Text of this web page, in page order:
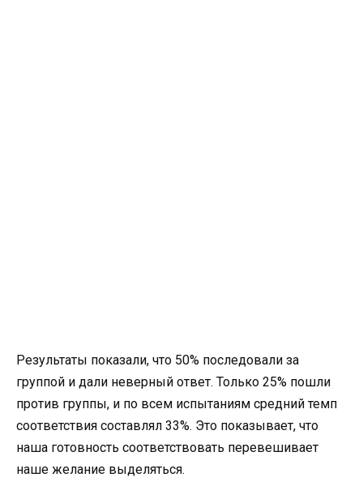
Результаты показали, что 50% последовали за
группой и дали неверный ответ. Только 25% пошли
против группы, и по всем испытаниям средний темп
соответствия составлял 33%. Это показывает, что
наша готовность соответствовать перевешивает
наше желание выделяться.